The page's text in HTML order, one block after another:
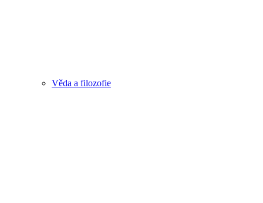
Věda a filozofie